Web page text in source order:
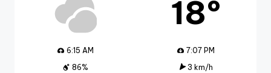
18º
6:15 AM
7:07 PM
86%
3 km/h